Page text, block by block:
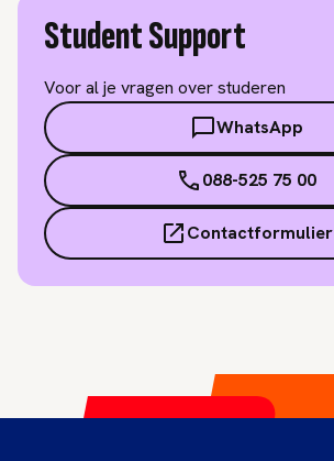
Student Support
Voor al je vragen over studeren
WhatsApp
088-525 75 00
Contactformulier